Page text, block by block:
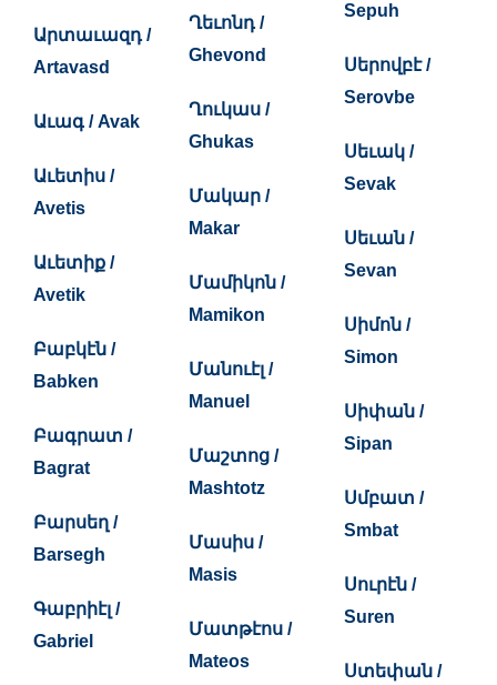
Արտաւազդ /
Artavasd
Աւագ / Avak
Աւետիս /
Avetis
Աւետիք /
Avetik
Բաբկէն /
Babken
Բագրատ /
Bagrat
Բարսեղ /
Barsegh
Գաբրիէլ /
Gabriel
Ղեւոնդ /
Ghevond
Ղուկաս /
Ghukas
Մակար /
Makar
Մամիկոն /
Mamikon
Մանուէլ /
Manuel
Մաշտոց /
Mashtotz
Մասիս /
Masis
Մատթէոս /
Mateos
Sepuh
Սերովբէ /
Serovbe
Սեւակ /
Sevak
Սեւան /
Sevan
Սիմոն /
Simon
Սիփան /
Sipan
Սմբատ /
Smbat
Սուրէն /
Suren
Ստեփան /